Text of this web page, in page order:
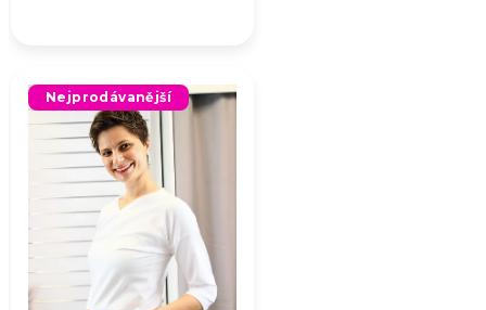
Nejprodávanější